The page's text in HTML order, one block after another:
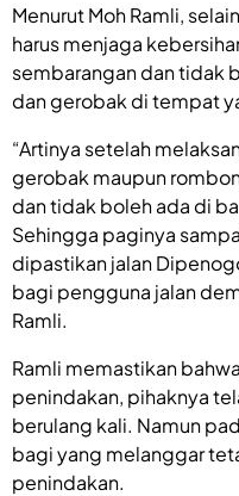
Menurut Moh Ramli,
harus menjaga
sembarangan dan tidak
dan gerobak di tempat
“Artinya setelah
gerobak maupun
dan tidak boleh ada di
Sehingga paginya
dipastikan jalan
bagi pengguna jalan
Ramli.
Ramli memastikan
penindakan, pihaknya
berulang kali. Namun
bagi yang melanggar
penindakan.